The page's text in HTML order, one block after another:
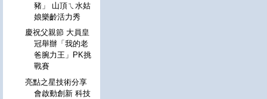
豬」 山頂ㄟ水姑
娘樂齡活力秀
慶祝父親節 大員皇
冠舉辦「我的老
爸腕力王」PK挑
戰賽
亮點之星技術分享
會啟動創新 科技